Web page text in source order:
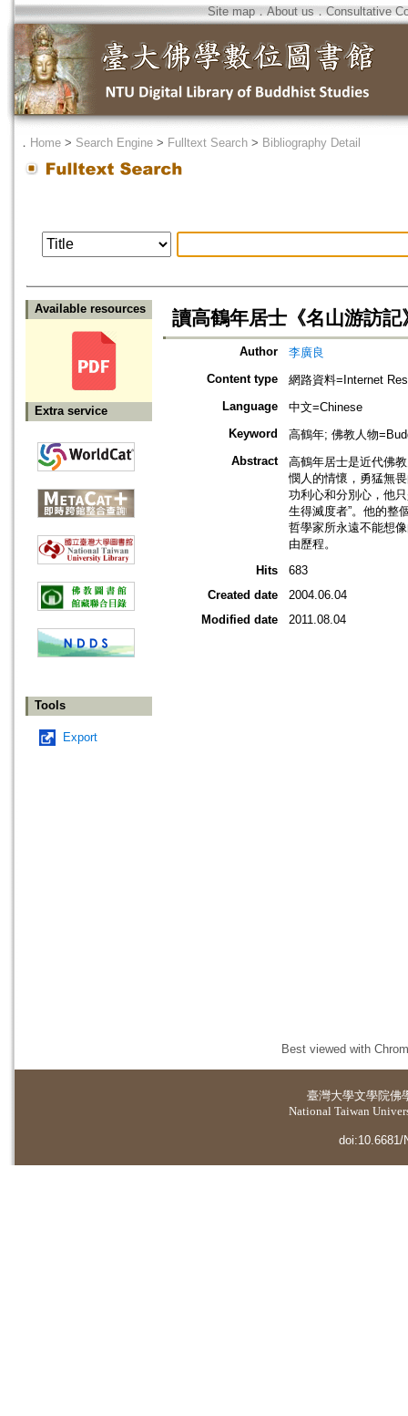
Site map．About us ． Consultative
． Home > Search Engine > Fulltext Search > Bibliography Detail
Available resources
Extra service
Tools
Export
讀高鶴年居士《名山游訪記
Author
李廣良
Content type
網路資料=Internet
Language
中文=Chinese
Keyword
高鶴年; 佛教人物
Abstract
高鶴年居士是近代佛
憫人的情懷，勇猛無
功利心和分別心，他
生得滅度者”。他的整
哲學家所永遠不能想
由歷程。
Hits
683
Created date
2004.06.04
Modified date
2011.08.04
Best viewed with
臺灣大學文學院佛
National Taiwan
doi:10.6681/